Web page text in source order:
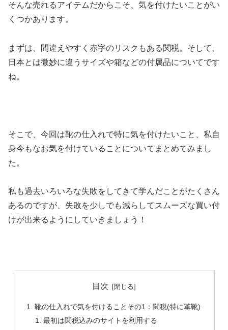
そんな売れるアイテムだからこそ、気を付けたいことがい
くつかあります。
まずは、間違えやすく赤字のリスクもある関税。そして、
日本とは微妙に違うサイズや箱などの付属品についてです
ね。
そこで、今回は靴の仕入れで特に気を付けたいこと、私自
身今もなお気を付けていることについてまとめてみまし
た。
私も過去いろいろな失敗をしてきて学んだことがたくさん
あるのですが、失敗を少しでも減らしてスムーズな買い付
けが出来るようにしていきましょう！
目次
靴の仕入れで気を付けることその1：関税(特に革靴)
最初は関税込みのサイトを利用する